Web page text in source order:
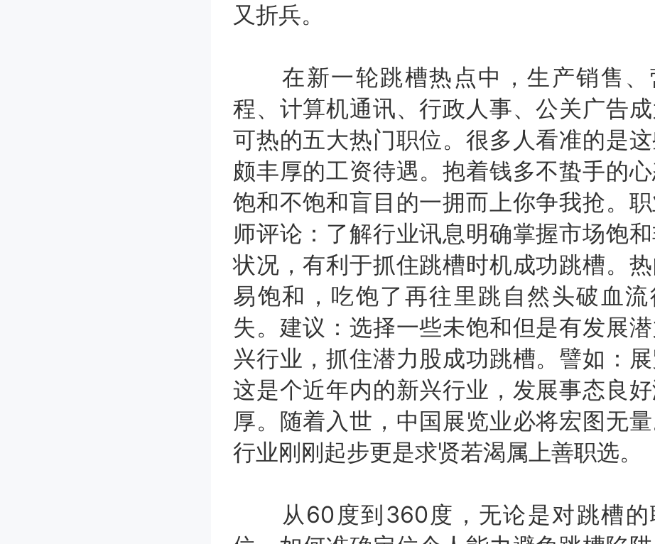
又折兵。
在新一轮跳槽热点中，生产销售、
程、计算机通讯、行政人事、公关广告
可热的五大热门职位。很多人看准的是
颇丰厚的工资待遇。抱着钱多不蛰手的
饱和不饱和盲目的一拥而上你争我抢。
师评论：了解行业讯息明确掌握市场饱
状况，有利于抓住跳槽时机成功跳槽。
易饱和，吃饱了再往里跳自然头破血流
失。建议：选择一些未饱和但是有发展
兴行业，抓住潜力股成功跳槽。譬如：展
这是个近年内的新兴行业，发展事态良
厚。随着入世，中国展览业必将宏图无
行业刚刚起步更是求贤若渴属上善职选。
从60度到360度，无论是对跳槽的